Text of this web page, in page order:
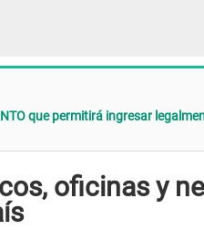
que permitirá ingresar
oficinas y